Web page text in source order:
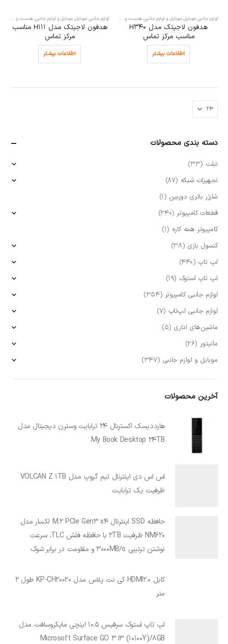
لوازم جانبی موبایل, موبایل و لوازم جانبی, هدست و هندزفری ,هندزفری
هدفون لاجیتک مدل H340
مناسب مرکز تماس
اطلاعات بیشتر
لوازم جانبی موبایل, موبایل و لوازم جانبی, هدست و هندزفری
هدفون لاجیتک مدل H111 مناسب
مرکز تماس
اطلاعات بیشتر
دسته بندی محصولات
تبلت (33)
تجهیزات شبکه (87)
شارژر باتری دوربین (1)
قطعات کامپیوتر (240)
کامپیوتر همه کاره (1)
کنسول بازی (38)
لپ تاپ (440)
لپ تاپ استوک (19)
لوازم جانبی کامپیوتر (354)
لوازم جانبی لپ‌تاپ (7)
ماشین‌های اداری (5)
مانیتور (26)
موبایل و لوازم جانبی (347)
آخرین محصولات
هارددیسک اکسترنال 24 ترابایت وسترن دیجیتال مدل
My Book Desktop 24TB
اس اس دی اینترنال تیم گروپ مدل VOLCAN Z 1TB
ظرفیت یک ترابایت
حافظه SSD اینترنال M.2 PCIe Gen3 x4 لکسار مدل
NM620 ظرفیت 2TB با حافظه فلش TLC، سرعت
نوشتن ترتیبی 3000MB/s و مقاومت در برابر شوک
کابل HDMI2.0 کی نت پلاس مدل KP-CH20020 طول 2
متر
لپ تاپ استوک سرفیس 10.5 اینچی مایکروسافت مدل
Microsoft Surface GO 3 i3 (10100Y)/8GB